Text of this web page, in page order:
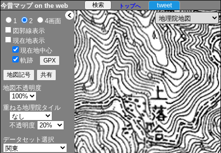
> tweet
今昔マップ on the web トップへ
1 2
4画面
図郭線表示
現在地表示
現在地中心
軌跡
地図不透明度
重ねる地理院タイル
不透明度
データセット選択